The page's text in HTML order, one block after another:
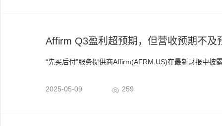
Affirm Q3盈利超预期，但营收预期不及
“先买后付”服务提供商Affirm(AFRM.US)在最新财报中
2025-05-09 259